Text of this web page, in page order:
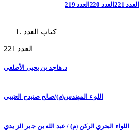
العدد 221 العدد 220 العدد 219
كتاب العدد
العدد 221
د. هاجد بن يحيى الأصلعي
اللواء المهندس(م)/صالح صنيدح العتيبي
اللواء البحري الركن (م) / عبد الله بن جابر الزايدي